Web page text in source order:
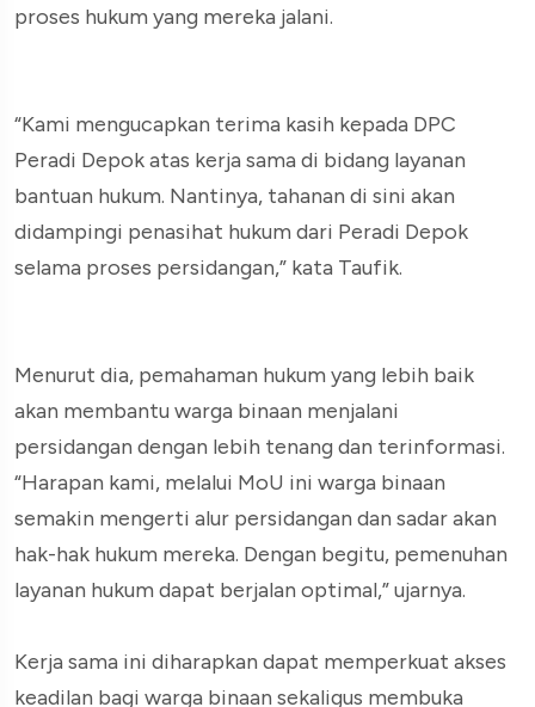
proses hukum yang mereka jalani.
“Kami mengucapkan terima kasih kepada DPC
Peradi Depok atas kerja sama di bidang layanan
bantuan hukum. Nantinya, tahanan di sini akan
didampingi penasihat hukum dari Peradi Depok
selama proses persidangan,” kata Taufik.
Menurut dia, pemahaman hukum yang lebih baik
akan membantu warga binaan menjalani
persidangan dengan lebih tenang dan terinformasi.
“Harapan kami, melalui MoU ini warga binaan
semakin mengerti alur persidangan dan sadar akan
hak-hak hukum mereka. Dengan begitu, pemenuhan
layanan hukum dapat berjalan optimal,” ujarnya.
Kerja sama ini diharapkan dapat memperkuat akses
keadilan bagi warga binaan sekaligus membuka